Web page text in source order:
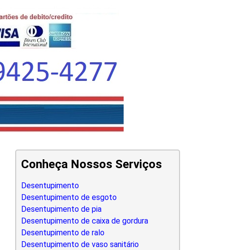
Conheça Nossos Serviços
Desentupimento
Desentupimento de esgoto
Desentupimento de pia
Desentupimento de caixa de gordura
Desentupimento de ralo
Desentupimento de vaso sanitário